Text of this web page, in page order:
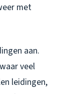
met
aan.
veel
leidingen,